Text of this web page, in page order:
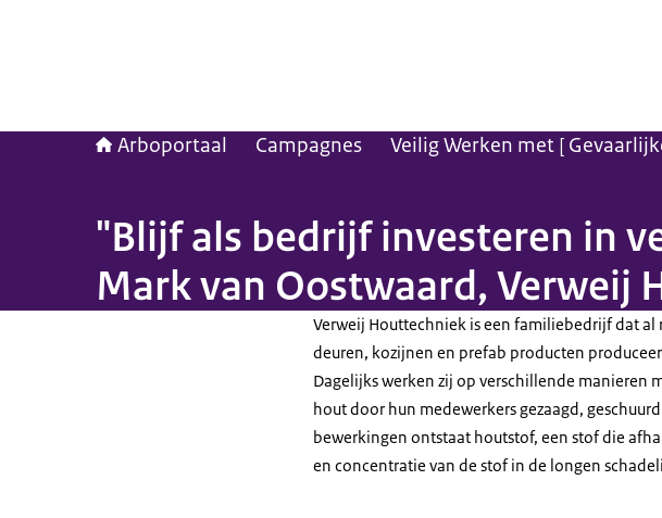
Arboportaal Campagnes Veilig Werken met [
"Blijf als bedrijf investeren in
Mark van Oostwaard, Verweij
Verweij Houttechniek is een familiebedrijf dat al
deuren, kozijnen en prefab producten
Dagelijks werken zij op verschillende manieren
hout door hun medewerkers gezaagd,
bewerkingen ontstaat houtstof, een stof die
en concentratie van de stof in de longen